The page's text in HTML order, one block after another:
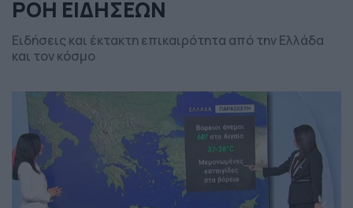
ΡΟΗ ΕΙΔΗΣΕΩΝ
Ειδήσεις και έκτακτη επικαιρότητα από την Ελλάδα
και τον κόσμο